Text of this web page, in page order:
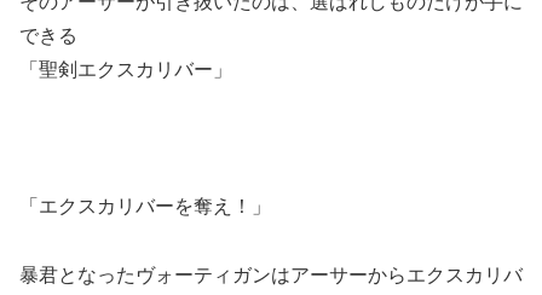
できる
「聖剣エクスカリバー」
「エクスカリバーを奪え！」
暴君となったヴォーティガンはアーサーからエクスカリバ